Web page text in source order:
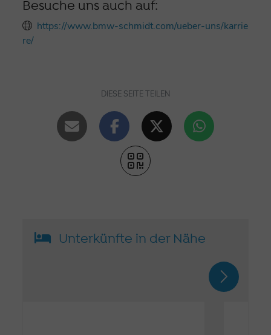
Besuche uns auch auf:
https://www.bmw-schmidt.com/ueber-uns/karrie
re/
DIESE SEITE TEILEN
Unterkünfte in der Nähe